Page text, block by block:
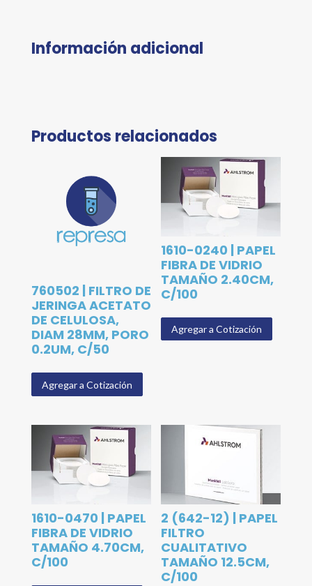
Información adicional
Productos relacionados
760502 | FILTRO DE
JERINGA ACETATO
DE CELULOSA,
DIAM 28MM, PORO
0.2UM, C/50
Agregar a Cotización
1610-0240 | PAPEL
FIBRA DE VIDRIO
TAMAÑO 2.40CM,
C/100
Agregar a Cotización
1610-0470 | PAPEL
FIBRA DE VIDRIO
TAMAÑO 4.70CM,
C/100
2 (642-12) | PAPEL
FILTRO
CUALITATIVO
TAMAÑO 12.5CM,
C/100